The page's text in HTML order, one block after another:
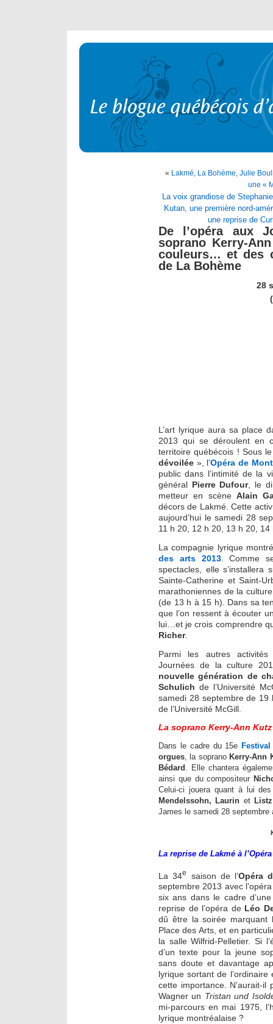
« Lakmé, La Bohème, Julie
une «
La voix grandiose de
Kutan, une première nord-
une reprise de
De l’opéra aux
soprano Kerry-
couleurs… et des
de La Bohème
28
L’art lyrique aura sa place
2013 qui se déroulent en
territoire québécois ! Sous
dévoilée », l’Opéra de
public dans l’intimité de la
général Pierre Dufour, le
metteur en scène Alain
décors de Lakmé. Cette
aujourd’hui le samedi 28
11 h 20, 12 h 20, 13 h 20,
La compagnie lyrique
des arts 2013. Comme
spectacles, elle s’installera
Sainte-Catherine et Saint-
marathoniennes de la
(de 13 h à 15 h). Dans sa
que l’on ressent à écouter
lui…et je crois comprendre
Richer.
Parmi les autres
Journées de la culture
nouvelle génération de
Schulich de l’Université
samedi 28 septembre de
de l’Université McGill.
La soprano Kerry-Ann
Dans le cadre du 15e
orgues , la sopranoKerry-Ann
Bédard
. Elle chantera
ainsi que du compositeur
Celui-ci jouera quant à lui
Mendelssohn, Laurin et Listz
James le samedi 28 septembre
La reprise de Lakmé à
La 34e saison de l’Opéra
septembre 2013 avec l’opéra
six ans dans le cadre
reprise de l’opéra de Léo
dû être la soirée marquant
Place des Arts, et en
la salle Wilfrid-Pelletier. Si
d’un texte pour la jeune
sans doute et davantage
lyrique sortant de
cette importance. N’aurait-il
Wagner un Tristan und
mi-parcours en mai 1975,
lyrique montréalaise ?